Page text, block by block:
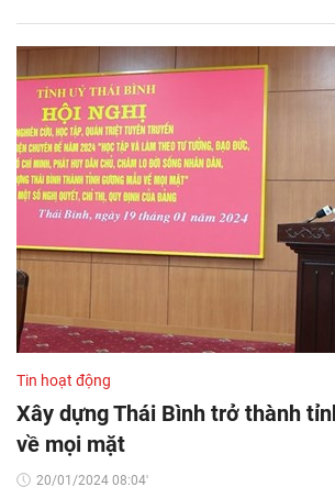
Tin hoạt động
Xây dựng Thái Bình trở thành
về mọi mặt
20/01/2024 08:04'